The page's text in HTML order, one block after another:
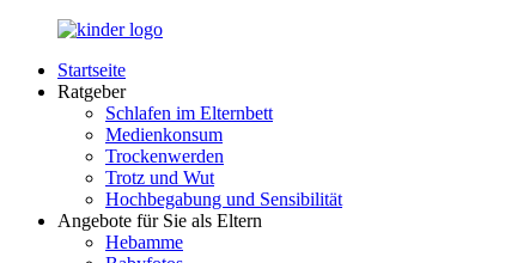
Zurück
Inhalt
LuckyKids.de
Das
Nachwuchs
Startseite
Ratgeber
Schlafen im Elternbett
Medienkonsum
Trockenwerden
Trotz und Wut
Hochbegabung und Sensibilität
Angebote für Sie als Eltern
Hebamme